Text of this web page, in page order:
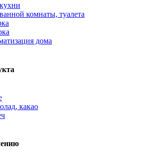
комнаты, туалета
дома
какао